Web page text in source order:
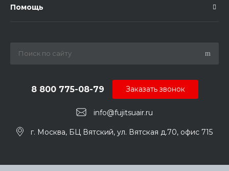
Помощь
info@fujitsuair.ru
8 800 775-08-79
г. Москва, БЦ Вятский, ул. Вятская д.70, офис 715
Заказать звонок